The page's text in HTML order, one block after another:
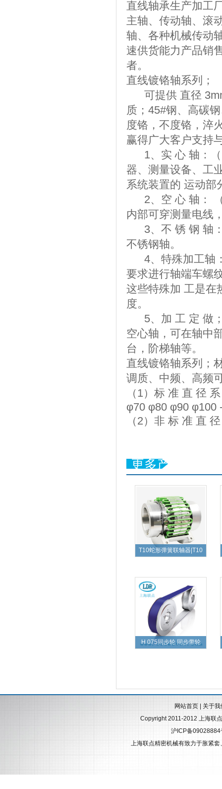
直线轴承生产加工
主轴、传动轴、滚
轴、各种机械传动
速供货能力产品销
者。
直线镀铬轴系列；
可提供 直径
质；45#钢、高碳
度铬，不度铬，淬
赢得广大客户支持
1、实 心 轴：（
器、测量设备、工
系统装置的 运动部
2、空 心 轴： （
内部可穿测量电线
3、不 锈 钢 轴：
不锈钢轴。
4、特殊加工轴：
要求进行轴端车螺
这些特殊加 工是在
度。
5、加 工 定 做；
空心轴，可在轴中
台，阶梯轴等。
直线镀铬轴系列；
调质、中频、高频
（1）标 准 直 径
φ70 φ80 φ90 φ100
（2）非 标 准 直
更多产品
T10蛇形弹簧联轴器|T10
H 075同步轮 同步带轮
网站首页
关于我
Copyright 2011-2012 上海联
沪ICP备09028884
上海联点精密机械有致力于胀紧套